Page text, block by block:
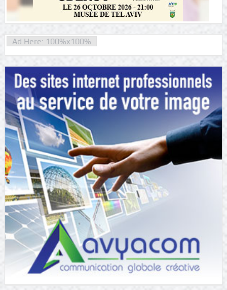
Ad Here: 100%x100%